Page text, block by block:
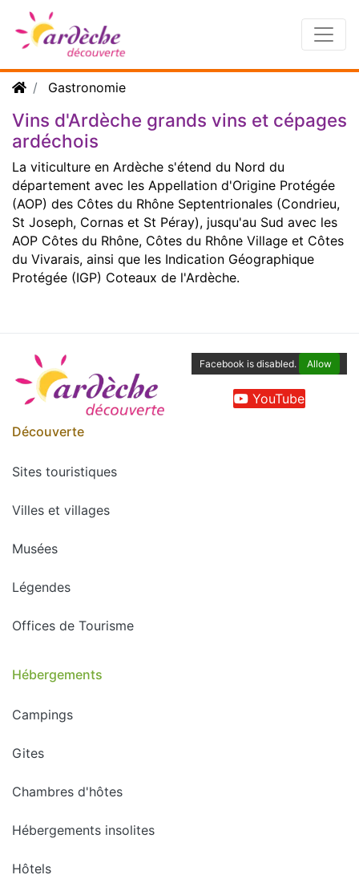
Gastronomie
Vins d'Ardèche grands vins et cépages
ardéchois
La viticulture en Ardèche s'étend du Nord du
département avec les Appellation d'Origine Protégée
(AOP) des Côtes du Rhône Septentrionales (Condrieu,
St Joseph, Cornas et St Péray), jusqu'au Sud avec les
AOP Côtes du Rhône, Côtes du Rhône Village et Côtes
du Vivarais, ainsi que les Indication Géographique
Protégée (IGP) Coteaux de l'Ardèche.
Facebook is disabled. Allow
YouTube
Découverte
Sites touristiques
Villes et villages
Musées
Légendes
Offices de Tourisme
Hébergements
Campings
Gites
Chambres d'hôtes
Hébergements insolites
Hôtels